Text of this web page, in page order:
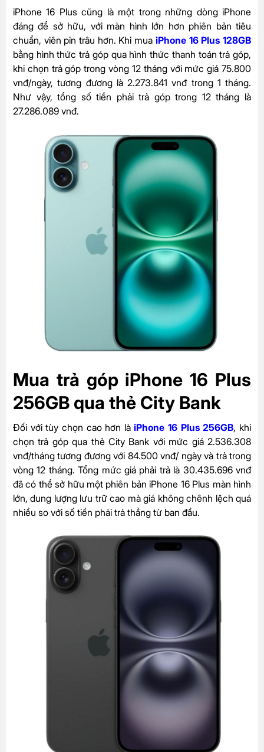
iPhone 16 Plus cũng là một trong những dòng iPhone
đáng để sở hữu, với màn hình lớn hơn phiên bản tiêu
chuẩn, viên pin trâu hơn. Khi mua iPhone 16 Plus 128GB
bằng hình thức trả góp qua hình thức thanh toán trả góp,
khi chọn trả góp trong vòng 12 tháng với mức giá 75.800
vnđ/ngày, tương đương là 2.273.841 vnđ trong 1 tháng.
Như vậy, tổng số tiền phải trả góp trong 12 tháng là
27.286.089 vnđ.
Mua trả góp iPhone 16 Plus
256GB qua thẻ City Bank
Đối với tùy chọn cao hơn làiPhone 16 Plus 256GB, khi
chọn trả góp qua thẻ City Bank với mức giá 2.536.308
vnđ/tháng tương đương với 84.500 vnđ/ ngày và trả trong
vòng 12 tháng. Tổng mức giá phải trả là 30.435.696 vnđ
đã có thể sở hữu một phiên bản iPhone 16 Plus màn hình
lớn, dung lượng lưu trữ cao mà giá không chênh lệch quá
nhiều so với số tiền phải trả thẳng từ ban đầu.